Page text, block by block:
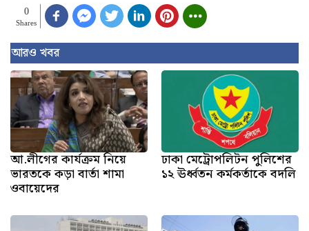
0
Shares
আরও খবর
আ.লীগের কার্যক্রম নিয়ে
ভারতকে কড়া বার্তা শামা
ওবায়েদের
ঢাকা মেট্রোপলিটন পুলিশের
১২ ঊর্ধ্বতন কর্মকর্তাকে বদলি